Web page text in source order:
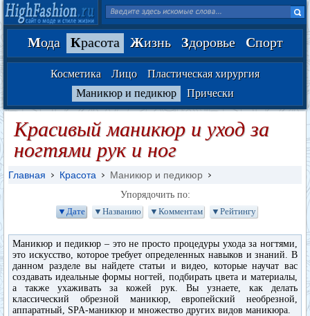
Мода Красота Жизнь Здоровье Спорт
Косметика Лицо
Пластическая хирургия
Маникюр и педикюр
Прически
Красивый маникюр и уход за
ногтями рук и ног
Главная Красота Маникюр и педикюр
Упорядочить по:
▼Дате
▼Названию ▼Комментам ▼Рейтингу
Маникюр и педикюр – это не просто процедуры ухода за ногтями,
это искусство, которое требует определенных навыков и знаний. В
данном разделе вы найдете статьи и видео, которые научат вас
создавать идеальные формы ногтей, подбирать цвета и материалы,
а также ухаживать за кожей рук. Вы узнаете, как делать
классический обрезной маникюр, европейский необрезной,
аппаратный, SPA-маникюр и множество других видов маникюра.